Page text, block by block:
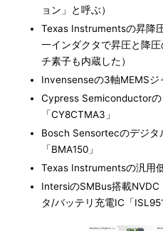
ョン」と呼ぶ）
Texas Instrumentsの昇降
一インダクタで昇圧と降
チ素子も内蔵した）
Invensenseの3軸MEMSジ
Cypress Semiconductorの
「CY8CTMA3」
Bosch Sensortecのデジタ
「BMA150」
Texas Instrumentsの汎用
IntersiのSMBus搭載
タ/バッテリ充電IC「